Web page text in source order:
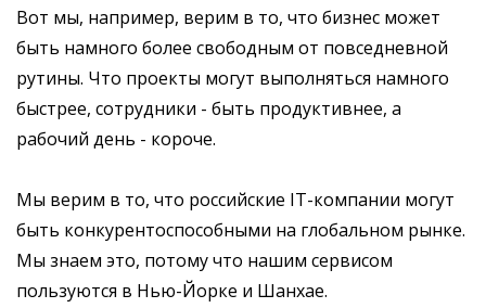
Вот мы, например, верим в то, что бизнес может
быть намного более свободным от повседневной
рутины. Что проекты могут выполняться намного
быстрее, сотрудники - быть продуктивнее, а
рабочий день - короче.
Мы верим в то, что российские IT-компании могут
быть конкурентоспособными на глобальном рынке.
Мы знаем это, потому что нашим сервисом
пользуются в Нью-Йорке и Шанхае.